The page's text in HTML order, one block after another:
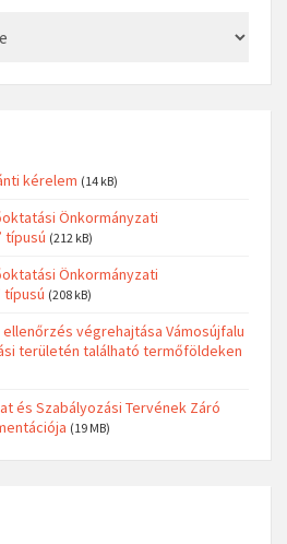
kérelem (14 kB)
Önkormányzati
típusú (212 kB)
Önkormányzati
típusú (208 kB)
végrehajtása Vámosújfalu
területén található termőföldeken
és Szabályozási Tervének Záró
(19 MB)